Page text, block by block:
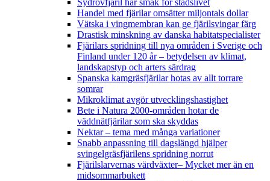
Handel med fjärilar omsätter miljontals dollar
Vätska i vingmembran kan ge fjärilsvingar färg
Drastisk minskning av danska habitatspecialister
Fjärilars spridning till nya områden i Sverige och
Finland under 120 år– betydelsen av klimat,
landskapstyp och arters särdrag
Spanska kamgräsfjärilar hotas av allt torrare
somrar
Mikroklimat avgör utvecklingshastighet
Bete i Natura 2000-områden hotar de
väddnätfjärilar som ska skyddas
Nektar – tema med många variationer
Snabb anpassning till dagslängd hjälper
svingelgräsfjärilens spridning norrut
Fjärilslarvernas värdväxter– Mycket mer än en
midsommarbukett